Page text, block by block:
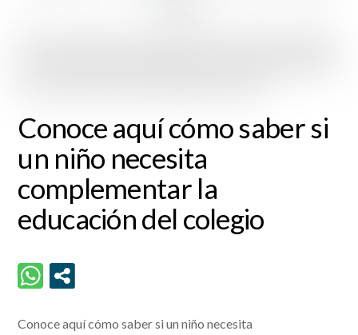
Conoce aquí cómo saber si
un niño necesita
complementar la
educación del colegio
Conoce aquí cómo saber si un niño necesita